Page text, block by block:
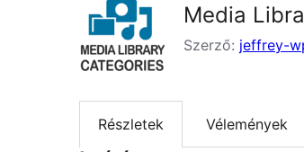
Media
Szerző: jeffrey-
Részletek Vélemények